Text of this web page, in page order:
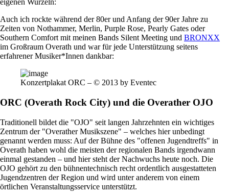
eigenen Wurzeln:
Auch ich rockte während der 80er und Anfang der 90er Jahre zu
Zeiten von Nothammer, Merlin, Purple Rose, Pearly Gates oder
Southern Comfort mit meinen Bands Silent Meeting und BRONXX
im Großraum Overath und war für jede Unterstützung seitens
erfahrener Musiker*Innen dankbar:
Konzertplakat ORC – © 2013 by Eventec
ORC (Overath Rock City) und die Overather OJO
Traditionell bildet die "OJO" seit langen Jahrzehnten ein wichtiges
Zentrum der "Overather Musikszene" – welches hier unbedingt
genannt werden muss: Auf der Bühne des "offenen Jugendtreffs" in
Overath haben wohl die meisten der regionalen Bands irgendwann
einmal gestanden – und hier steht der Nachwuchs heute noch. Die
OJO gehört zu den bühnentechnisch recht ordentlich ausgestatteten
Jugendzentren der Region und wird unter anderem von einem
örtlichen Veranstaltungsservice unterstützt.